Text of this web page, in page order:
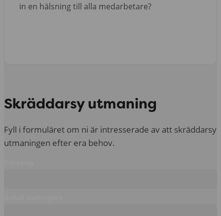
in en hälsning till alla medarbetare?
Skräddarsy utmaning
Fyll i formuläret om ni är intresserade av att skräddarsy
utmaningen efter era behov.